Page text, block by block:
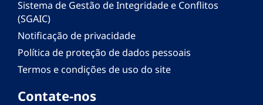
Sistema de Gestão de Integridade e Conflitos
(SGAIC)
Notificação de privacidade
Política de proteção de dados pessoais
Termos e condições de uso do site
Contate-nos